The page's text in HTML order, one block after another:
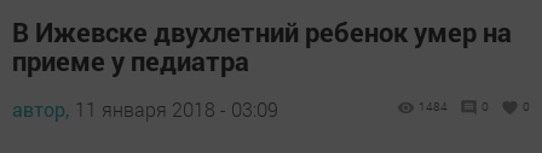
В Ижевске двухлетний ребенок умер на
приеме у педиатра
автор, 11 января 2018 - 03:09 1484 0 0